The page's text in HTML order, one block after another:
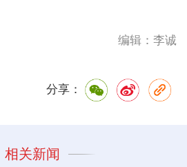
编辑：李诚
分享：
相关新闻